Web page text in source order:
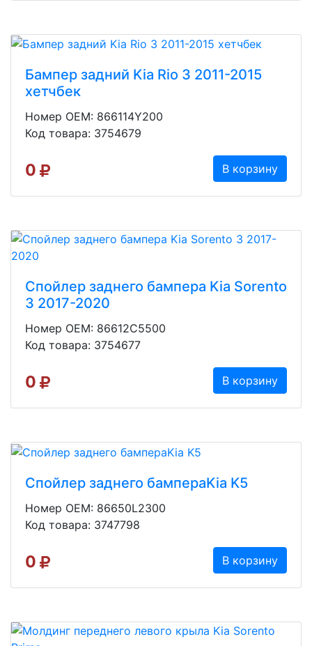
Бампер задний Kia Rio 3 2011-2015
хетчбек
Номер OEM: 866114Y200
Код товара: 3754679
0 В корзину
Спойлер заднего бампера Kia Sorento
3 2017-2020
Номер OEM: 86612C5500
Код товара: 3754677
0 В корзину
Спойлер заднего бампераKia K5
Номер OEM: 86650L2300
Код товара: 3747798
0 В корзину